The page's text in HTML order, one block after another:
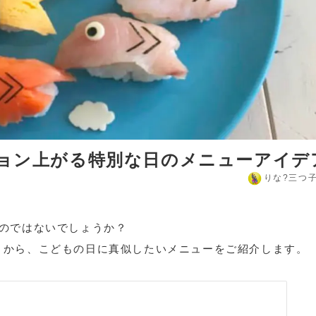
ン上がる特別な日のメニューアイデ
りな?️三つ
ではないでしょうか？
ら、こどもの日に真似したいメニューをご紹介します。